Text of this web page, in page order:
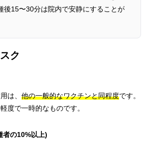
後15〜30分は院内で安静にすることが
ク
は、 他の一般的なワクチンと同程度です。
度で一時的なものです。
者の10%以上)